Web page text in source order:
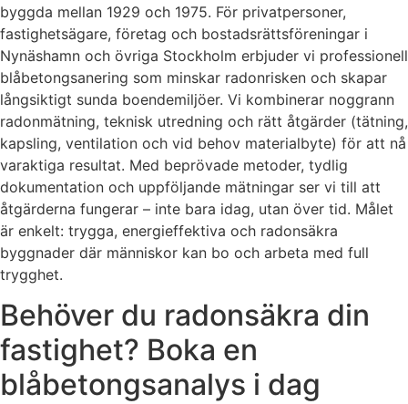
byggda mellan 1929 och 1975. För privatpersoner,
fastighetsägare, företag och bostadsrättsföreningar i
Nynäshamn och övriga Stockholm erbjuder vi professionell
blåbetongsanering som minskar radonrisken och skapar
långsiktigt sunda boendemiljöer. Vi kombinerar noggrann
radonmätning, teknisk utredning och rätt åtgärder (tätning,
kapsling, ventilation och vid behov materialbyte) för att nå
varaktiga resultat. Med beprövade metoder, tydlig
dokumentation och uppföljande mätningar ser vi till att
åtgärderna fungerar – inte bara idag, utan över tid. Målet
är enkelt: trygga, energieffektiva och radonsäkra
byggnader där människor kan bo och arbeta med full
trygghet.
Behöver du radonsäkra din
fastighet? Boka en
blåbetongsanalys i dag